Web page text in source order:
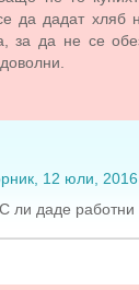
да дадат хляб
за да не се
12 юли, 2016
ли даде работни